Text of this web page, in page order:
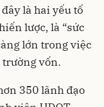
là hai yếu tố
lược, là “sức
lớn trong việc
vốn.
350 lãnh đạo